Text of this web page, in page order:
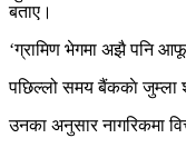
बताए।
‘ग्रामिण भेगमा अझै पनि
पछिल्लो समय बैंककाे जुम्ला
उनका अनुसार नागरिकमा